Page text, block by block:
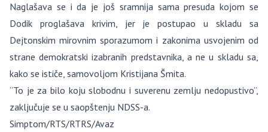
Naglašava se i da je još sramnija sama presuda kojom se
Dodik proglašava krivim, jer je postupao u skladu sa
Dejtonskim mirovnim sporazumom i zakonima usvojenim od
strane demokratski izabranih predstavnika, a ne u skladu sa,
kako se ističe, samovoljom Kristijana Šmita.
“To je za bilo koju slobodnu i suverenu zemlju nedopustivo”,
zaključuje se u saopštenju NDSS-a.
Simptom/RTS/RTRS/Avaz